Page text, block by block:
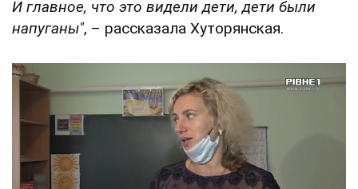
И главное, что это видели дети, дети были
напуганы", – рассказала Хуторянская.